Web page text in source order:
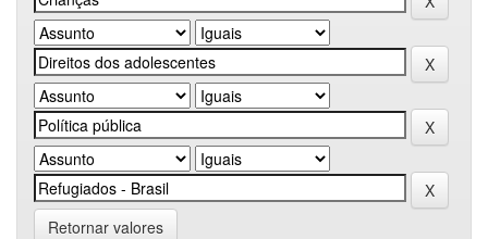
Retornar valores